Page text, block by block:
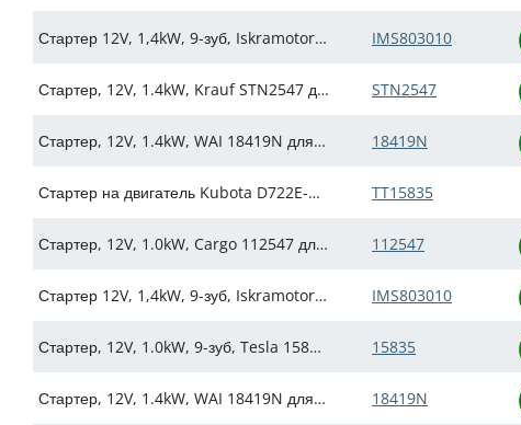
Стартер 12V, 1,4kW, 9-зуб, Iskramotor IMS803010 для Kubota IMS803010
Стартер, 12V, 1.4kW, Krauf STN2547 для KUBOTA, D902E-UV, D905E-BX, D1105BH, V1505BH , замена 1623563010, 1623563011, 1623563012, 7770002602, K756161810, K756161811, K757161811, K771161800, K771196800 (Искра АЕ: IMS402547) STN2547
Стартер, 12V, 1.4kW, WAI 18419N для Kubota (Искра АЕ: IMS543864) 18419N
Стартер на двигатель Kubota D722E-BX (TT15835) TT15835
Стартер, 12V, 1.0kW, Cargo 112547 для D905E-BX, D1105BH, V1505BH 22-27HP, D902E-UV, Kubota (Искра АЕ: IMS527254) 112547
Стартер 12V, 1,4kW, 9-зуб, Iskramotor IMS803010 для Kubota IMS803010
Стартер, 12V, 1.0kW, 9-зуб, Tesla 15835 для Kubota, SCHAFFER, AEBI TC07 Terracut (Искра АЕ: IMS457439) 15835
Стартер, 12V, 1.4kW, WAI 18419N для Kubota (Искра АЕ: IMS543864) 18419N